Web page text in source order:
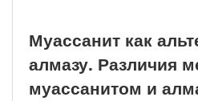
Муассанит как
алмазу. Различия
муассанитом и